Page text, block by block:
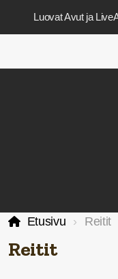
Luovat Avut ja
Etusivu Reitit
Reitit